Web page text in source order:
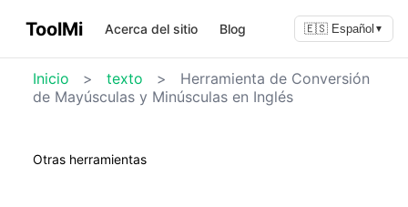
ToolMi Acerca del sitio Blog 🇪🇸 Español ▼
Inicio > texto >
Herramienta de Conversión
de Mayúsculas y Minúsculas en Inglés
Otras herramientas